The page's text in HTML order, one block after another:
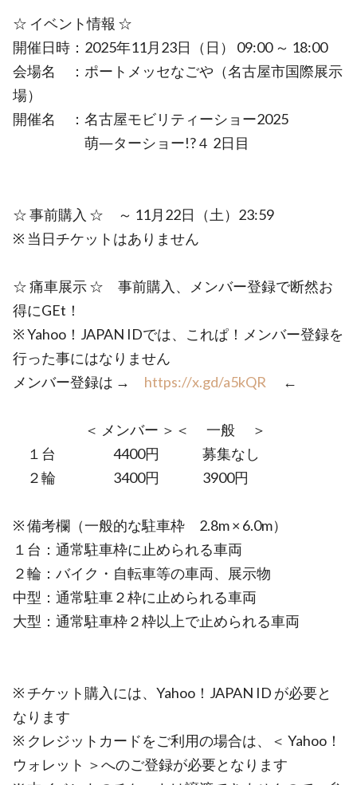
☆ イベント情報 ☆
開催日時：2025年11月23日（日） 09:00 ～ 18:00
会場名 ：ポートメッセなごや（名古屋市国際展示
場）
開催名 ：名古屋モビリティーショー2025
萌―ターショー!?４ 2日目
☆ 事前購入 ☆ ～ 11月22日（土）23:59
※ 当日チケットはありません
☆ 痛車展示 ☆ 事前購入、メンバー登録で断然お
得にGEt！
※ Yahoo！JAPAN IDでは、これぱ！メンバー登録を
行った事にはなりません
メンバー登録は → https://x.gd/a5kQR ←
＜ メンバー ＞＜ 一般 ＞
１台 4400円 募集なし
２輪 3400円 3900円
※ 備考欄（一般的な駐車枠 2.8m × 6.0m）
１台：通常駐車枠に止められる車両
２輪：バイク・自転車等の車両、展示物
中型：通常駐車２枠に止められる車両
大型：通常駐車枠２枠以上で止められる車両
※ チケット購入には、Yahoo！JAPAN ID が必要と
なります
※ クレジットカードをご利用の場合は、＜ Yahoo！
ウォレット ＞へのご登録が必要となります